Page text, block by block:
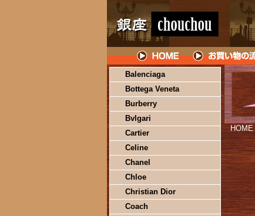
Balenciaga
Bottega Veneta
Burberry
Bvlgari
Cartier
Celine
Chanel
Chloe
Christian Dior
Coach
HOME